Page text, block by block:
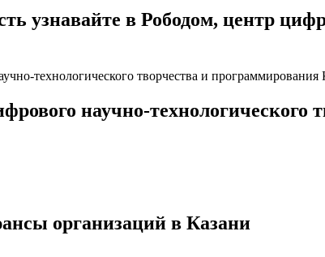
в Рободом, центр
технологического творчества и
научно-технологического
организаций в Казани